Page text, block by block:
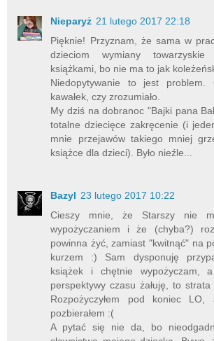
Nieparyż 21 lutego 2017 22:18
Pięknie! Przyznam, że sama w
dzieciom wymiany
książkami, bo nie ma to jak
Niedopytywanie to jest problem.
kawałek, czy zrozumiało.
My dziś na dobranoc "Bajki pana
totalne dziecięce zakręcenie (i
mnie przejawów takiego mniej
książce dla dzieci). Było nieźle...
Bazyl 23 lutego 2017 10:22
Cieszy mnie, że Starszy nie
wypożyczaniem i że (chyba?)
powinna żyć, zamiast "kwitnąć" na
kurzem :) Sam dysponuję
książek i chętnie wypożyczam,
perspektywy czasu żałuję, to
Rozpożyczyłem pod koniec
pozbierałem :(
A pytać się nie da, bo